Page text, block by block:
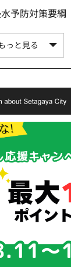
予防対策要
っと見る